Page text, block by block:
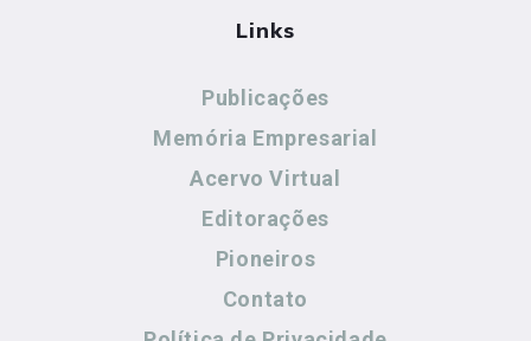
Links
Publicações
Memória Empresarial
Acervo Virtual
Editorações
Pioneiros
Contato